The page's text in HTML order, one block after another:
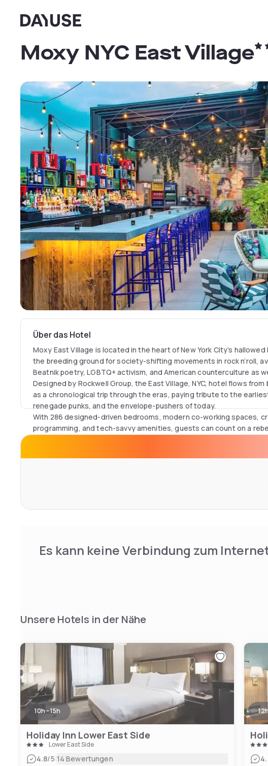
Dayuse
Moxy NYC East Village
Über das Hotel
Moxy East Village is located in the heart of New York City’s hallowed
the breeding ground for society-shifting movements in rock n’roll,
Beatnik poetry, LGBTQ+ activism, and American counterculture as
Designed by Rockwell Group, the East Village, NYC, hotel flows
as a chronological trip through the eras, paying tribute to the
renegade punks, and the envelope-pushers of today.
With 286 designed-driven bedrooms, modern co-working spaces,
programming, and tech-savvy amenities, guests can count on a
Es kann keine Verbindung zum
Unsere Hotels in der Nähe
10h - 15h
Holiday Inn Lower East Side
Lower East Side
4.8/5|14 Bewertungen